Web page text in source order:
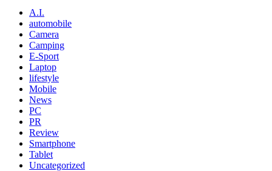
A.I.
automobile
Camera
Camping
E-Sport
Laptop
lifestyle
Mobile
News
PC
PR
Review
Smartphone
Tablet
Uncategorized